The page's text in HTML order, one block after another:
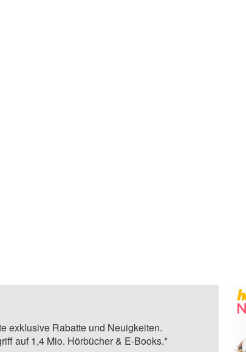
exklusive Rabatte und Neuigkeiten.
auf 1,4 Mio. Hörbücher & E-Books.*